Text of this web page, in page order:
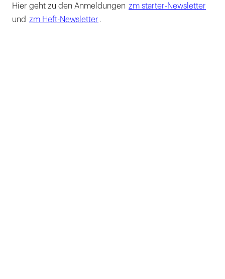
Hier geht zu den Anmeldungen zm starter-Newsletter
und zm Heft-Newsletter .